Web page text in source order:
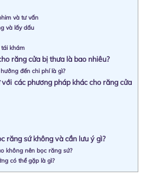
và tư vấn
và lấy dấu
tái khám
răng cửa bị thưa là bao nhiêu?
đến chi phí là gì?
các phương pháp khác cho răng cửa
răng sứ không và cần lưu ý gì?
không nên bọc răng sứ?
có thể gặp là gì?